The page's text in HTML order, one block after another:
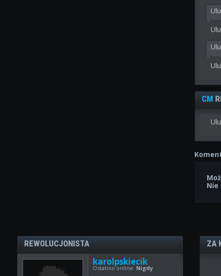
CM
REWOLUCJONISTA
karolpskiecik
Ostatnio online: Nigdy
ZA